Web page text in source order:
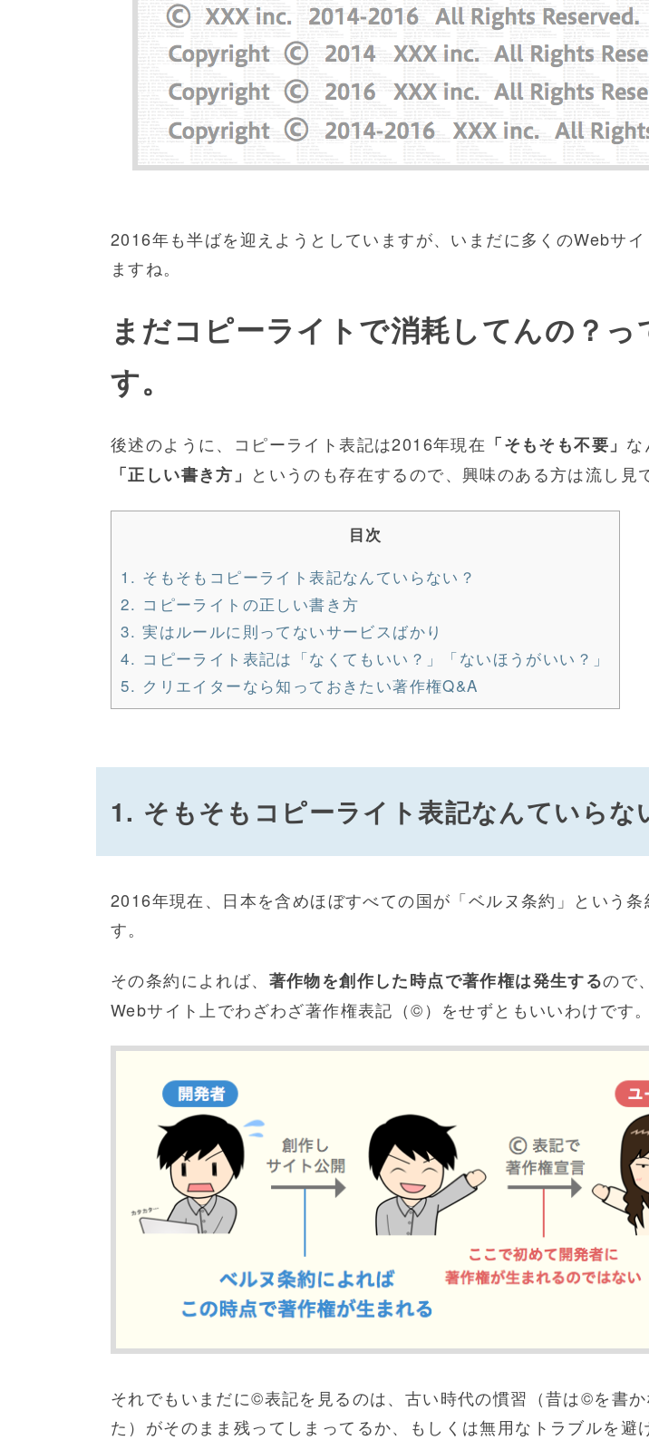
2016年も半ばを迎えようとしていますが、いまだに多くのWebサ
ますね。
まだコピーライトで消耗してんの？っ
す。
後述のように、コピーライト表記は2016年現在 「そもそも不要」 な
「正しい書き方」 というのも存在するので、興味のある方は流し見
目次
1. そもそもコピーライト表記なんていらない？
2. コピーライトの正しい書き方
3. 実はルールに則ってないサービスばかり
4. コピーライト表記は「なくてもいい？」「ないほうがいい？」
5. クリエイターなら知っておきたい著作権Q&A
1. そもそもコピーライト表記なんていらな
2016年現在、日本を含めほぼすべての国が「ベルヌ条約」という条
す。
その条約によれば、 著作物を創作した時点で著作権は発生するので
Webサイト上でわざわざ著作権表記（©）をせずともいいわけです。
それでもいまだに©表記を見るのは、古い時代の慣習（昔は©を書
た）がそのまま残ってしまってるか、もしくは無用なトラブルを避